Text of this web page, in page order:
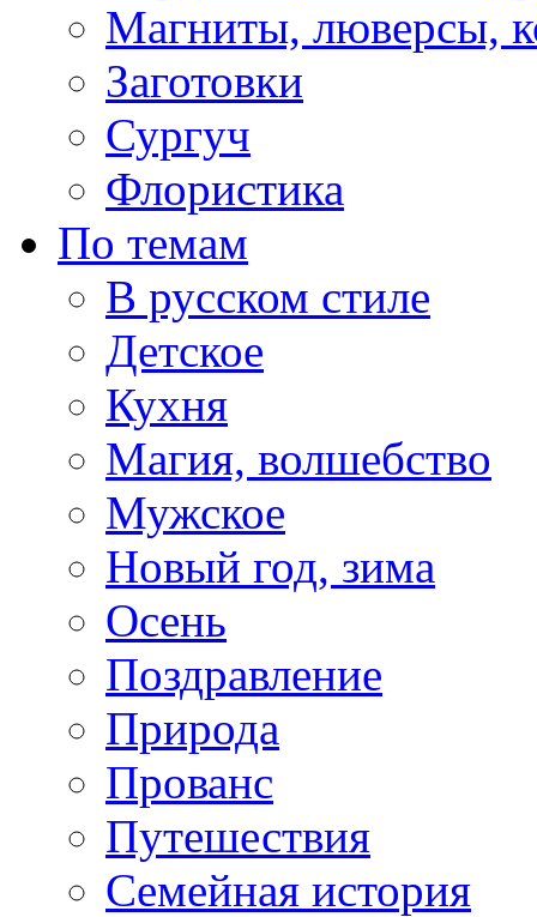
Магниты, люверсы,
Заготовки
Сургуч
Флористика
По темам
В русском стиле
Детское
Кухня
Магия, волшебство
Мужское
Новый год, зима
Осень
Поздравление
Природа
Прованс
Путешествия
Семейная история